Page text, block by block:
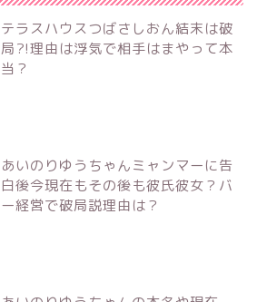
テラスハウスつばさしおん結末は破
局?!理由は浮気で相手はまやって本
当？
あいのりゆうちゃんミャンマーに告
白後今現在もその後も彼氏彼女？バ
ー経営で破局説理由は？